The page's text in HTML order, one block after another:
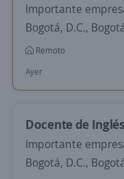
Importante
Bogotá, D.C.,
Remoto
Ayer
Docente de Inglés
Importante
Bogotá, D.C.,